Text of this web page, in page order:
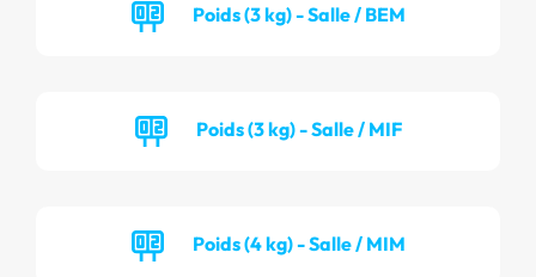
Poids (3 kg) - Salle / BEM
Poids (3 kg) - Salle / MIF
Poids (4 kg) - Salle / MIM